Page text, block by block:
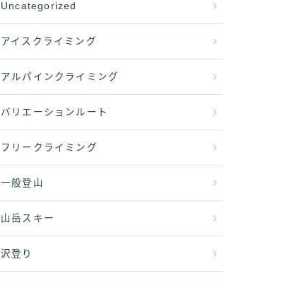
Uncategorized
アイスクライミング
アルパインクライミング
バリエーションルート
フリークライミング
一般登山
山岳スキー
沢登り